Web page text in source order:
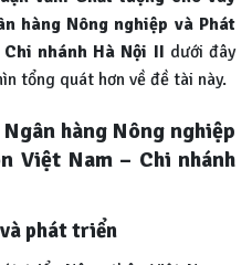
hàng Nông nghiệp và Phát
nhánh Hà Nội II dưới đây
tổng quát hơn về đề tài này.
hàng Nông nghiệp
Việt Nam – Chi nhánh
phát triển